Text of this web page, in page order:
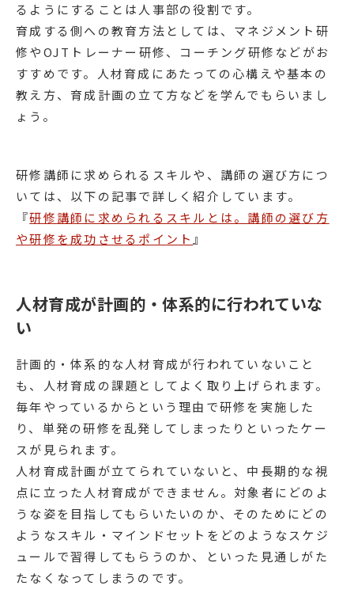
るようにすることは人事部の役割です。
育成する側への教育方法としては、マネジメント研
修やOJTトレーナー研修、コーチング研修などがお
すすめです。人材育成にあたっての心構えや基本の
教え方、育成計画の立て方などを学んでもらいまし
ょう。
研修講師に求められるスキルや、講師の選び方につ
いては、以下の記事で詳しく紹介しています。
『研修講師に求められるスキルとは。講師の選び方
や研修を成功させるポイント』
人材育成が計画的・体系的に行われていな
い
計画的・体系的な人材育成が行われていないこと
も、人材育成の課題としてよく取り上げられます。
毎年やっているからという理由で研修を実施した
り、単発の研修を乱発してしまったりといったケー
スが見られます。
人材育成計画が立てられていないと、中長期的な視
点に立った人材育成ができません。対象者にどのよ
うな姿を目指してもらいたいのか、そのためにどの
ようなスキル・マインドセットをどのようなスケジ
ュールで習得してもらうのか、といった見通しがた
たなくなってしまうのです。